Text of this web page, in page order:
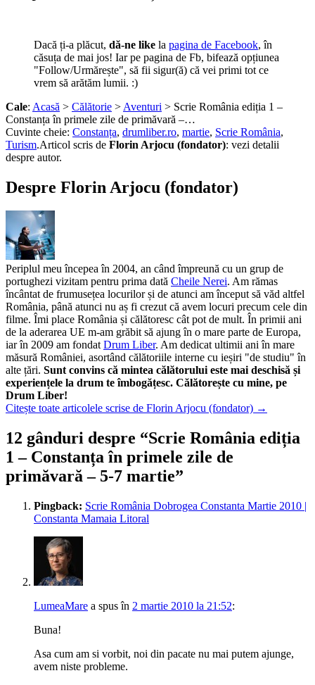
Dacă ți-a plăcut, dă-ne like la pagina de Facebook, în
căsuța de mai jos! Iar pe pagina de Fb, bifează opțiunea
"Follow/Urmărește", să fii sigur(ă) că vei primi tot ce
vrem să arătăm lumii. :)
Cale: Acasă > Călătorie > Aventuri > Scrie România ediția 1 –
Constanța în primele zile de primăvară –…
Cuvinte cheie: Constanța, drumliber.ro, martie, Scrie România,
Turism.Articol scris de Florin Arjocu (fondator): vezi detalii
despre autor.
Despre Florin Arjocu (fondator)
Periplul meu începea în 2004, an când împreună cu un grup de
portughezi vizitam pentru prima dată Cheile Nerei. Am rămas
încântat de frumusețea locurilor și de atunci am început să văd altfel
România, până atunci nu aș fi crezut că avem locuri precum cele din
filme. Îmi place România și călătoresc cât pot de mult. În primii ani
de la aderarea UE m-am grăbit să ajung în o mare parte de Europa,
iar în 2009 am fondatDrum Liber. Am dedicat ultimii ani în mare
măsură României, asortând călătoriile interne cu ieșiri "de studiu" în
alte țări. Sunt convins că mintea călătorului este mai deschisă și
experiențele la drum te îmbogățesc. Călătorește cu mine, pe
Drum Liber!
Citește toate articolele scrise de Florin Arjocu (fondator) →
12 gânduri despre “Scrie România ediția
1 – Constanța în primele zile de
primăvară – 5-7 martie”
Pingback: Scrie România Dobrogea Constanta Martie 2010 |
Constanta Mamaia Litoral
LumeaMare a spusîn 2 martie 2010 la 21:52:
Buna!
Asa cum am si vorbit, noi din pacate nu mai putem ajunge,
avem niste probleme.